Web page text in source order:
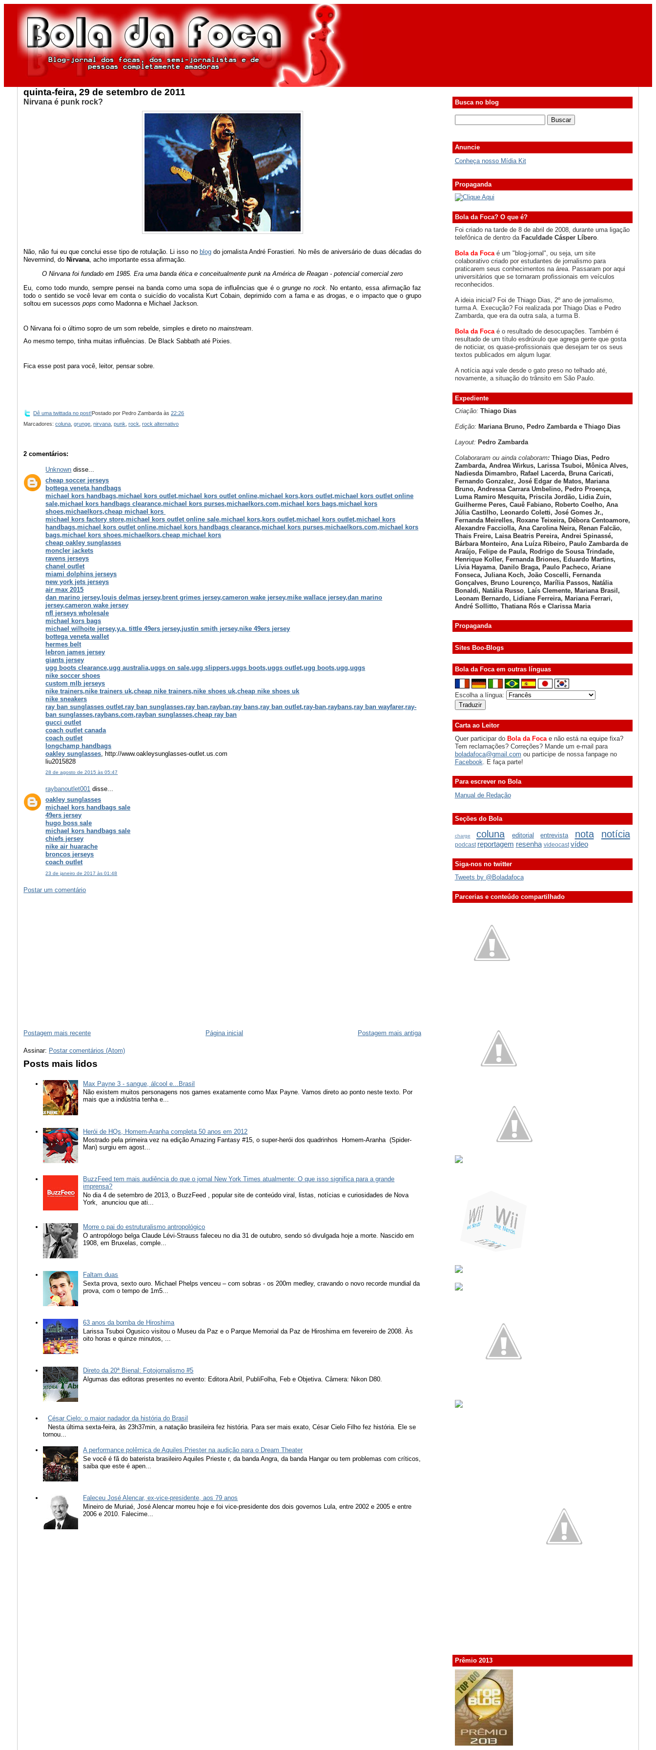
quinta-feira, 29 de setembro de 2011
Nirvana é punk rock?
Não, não fui eu que conclui esse tipo de rotulação. Li isso no blogdo jornalista André Forastieri. No mês de aniversário de duas décadas do
Nevermind, do Nirvana, acho importante essa afirmação.
O Nirvana foi fundado em 1985. Era uma banda ética e conceitualmente punk na América de Reagan - potencial comercial zero
Eu, como todo mundo, sempre pensei na banda como uma sopa de influências que é ogrunge no rock. No entanto, essa afirmação faz
todo o sentido se você levar em conta o suicídio do vocalista Kurt Cobain, deprimido com a fama e as drogas, e o impacto que o grupo
soltou em sucessospops como Madonna e Michael Jackson.
O Nirvana foi o último sopro de um som rebelde, simples e direto nomainstream
Ao mesmo tempo, tinha muitas influências. De Black Sabbath até Pixies.
Fica esse post para você, leitor, pensar sobre.
Dê uma twittada no post!Postado por Pedro Zambarda às22:26
Marcadores:coluna ,grunge ,nirvana ,punk ,rock ,rock alternativo
2 comentários:
Unknown disse...
cheap soccer jerseys
bottega veneta handbags
michael kors handbags,michael kors outlet,michael kors outlet online,michael kors,kors outlet,michael kors outlet online
sale,michael kors handbags clearance,michael kors purses,michaelkors.com,michael kors bags,michael kors
shoes,michaelkors,cheap michael kors
michael kors factory store,michael kors outlet online sale,michael kors,kors outlet,michael kors outlet,michael kors
handbags,michael kors outlet online,michael kors handbags clearance,michael kors purses,michaelkors.com,michael kors
bags,michael kors shoes,michaelkors,cheap michael kors
cheap oakley sunglasses
moncler jackets
ravens jerseys
chanel outlet
miami dolphins jerseys
new york jets jerseys
air max 2015
dan marino jersey,louis delmas jersey,brent grimes jersey,cameron wake jersey,mike wallace jersey,dan marino
jersey,cameron wake jersey
nfl jerseys wholesale
michael kors bags
michael wilhoite jersey,y.a. tittle 49ers jersey,justin smith jersey,nike 49ers jersey
bottega veneta wallet
hermes belt
lebron james jersey
giants jersey
ugg boots clearance,ugg australia,uggs on sale,ugg slippers,uggs boots,uggs outlet,ugg boots,ugg,uggs
nike soccer shoes
custom mlb jerseys
nike trainers,nike trainers uk,cheap nike trainers,nike shoes uk,cheap nike shoes uk
nike sneakers
ray ban sunglasses outlet,ray ban sunglasses,ray ban,rayban,ray bans,ray ban outlet,ray-ban,raybans,ray ban wayfarer,ray-
ban sunglasses,raybans.com,rayban sunglasses,cheap ray ban
gucci outlet
coach outlet canada
coach outlet
longchamp handbags
oakley sunglasses, http://www.oakleysunglasses-outlet.us.com
liu2015828
28 de agosto de 2015 às 05:47
raybanoutlet001 disse...
oakley sunglasses
michael kors handbags sale
49ers jersey
hugo boss sale
michael kors handbags sale
chiefs jersey
nike air huarache
broncos jerseys
coach outlet
23 de janeiro de 2017 às 01:48
Postar um comentário
Postagem mais recente Postagem mais antiga
Página inicial
Assinar: Postar comentários (Atom)
Posts mais lidos
Max Payne 3 - sangue, álcool e...Brasil
Não existem muitos personagens nos games exatamente como Max Payne. Vamos direto ao ponto neste texto. Por
mais que a indústria tenha e...
Herói de HQs, Homem-Aranha completa 50 anos em 2012
Mostrado pela primeira vez na edição Amazing Fantasy #15, o super-herói dos quadrinhos Homem-Aranha (Spider-
Man) surgiu em agost...
BuzzFeed tem mais audiência do que o jornal New York Times atualmente: O que isso significa para a grande
imprensa?
No dia 4 de setembro de 2013, o BuzzFeed , popular site de conteúdo viral, listas, notícias e curiosidades de Nova
York, anunciou que ati...
Morre o pai do estruturalismo antropológico
O antropólogo belga Claude Lévi-Strauss faleceu no dia 31 de outubro, sendo só divulgada hoje a morte. Nascido em
1908, em Bruxelas, comple...
Faltam duas
Sexta prova, sexto ouro. Michael Phelps venceu – com sobras - os 200m medley, cravando o novo recorde mundial da
prova, com o tempo de 1m5...
63 anos da bomba de Hiroshima
Larissa Tsuboi Ogusico visitou o Museu da Paz e o Parque Memorial da Paz de Hiroshima em fevereiro de 2008. Às
oito horas e quinze minutos, ...
Direto da 20ª Bienal: Fotojornalismo #5
Algumas das editoras presentes no evento: Editora Abril, PubliFolha, Feb e Objetiva. Câmera: Nikon D80.
César Cielo: o maior nadador da história do Brasil
Nesta última sexta-feira, às 23h37min, a natação brasileira fez história. Para ser mais exato, César Cielo Filho fez história. Ele se
tornou...
A performance polêmica de Aquiles Priester na audição para o Dream Theater
Se você é fã do baterista brasileiro Aquiles Prieste r, da banda Angra, da banda Hangar ou tem problemas com críticos,
saiba que este é apen...
Faleceu José Alencar, ex-vice-presidente, aos 79 anos
Mineiro de Muriaé, José Alencar morreu hoje e foi vice-presidente dos dois governos Lula, entre 2002 e 2005 e entre
2006 e 2010. Falecime...
Busca no blog
Anuncie
Conheça nosso Mídia Kit
Propaganda
Bola da Foca? O que é?
Foi criado na tarde de 8 de abril de 2008, durante uma ligação
telefônica de dentro da Faculdade Cásper Líbero.
Bola da Foca é um "blog-jornal", ou seja, um site
colaborativo criado por estudantes de jornalismo para
praticarem seus conhecimentos na área. Passaram por aqui
universitários que se tornaram profissionais em veículos
reconhecidos.
A ideia inicial? Foi de Thiago Dias, 2º ano de jornalismo,
turma A. Execução? Foi realizada por Thiago Dias e Pedro
Zambarda, que era da outra sala, a turma B.
Bola da Focaé o resultado de desocupações. Também é
resultado de um título esdrúxulo que agrega gente que gosta
de noticiar, os quase-profissionais que desejam ter os seus
textos publicados em algum lugar.
A notícia aqui vale desde o gato preso no telhado até,
novamente, a situação do trânsito em São Paulo.
Expediente
Criação: Thiago Dias
Edição: Mariana Bruno, Pedro Zambarda e Thiago Dias
Layout: Pedro Zambarda
Colaboraram ou ainda colaboram: Thiago Dias, Pedro
Zambarda, Andrea Wirkus, Larissa Tsuboi, Mônica Alves,
Nadiesda Dimambro, Rafael Lacerda, Bruna Caricati,
Fernando Gonzalez, José Edgar de Matos, Mariana
Bruno, Andressa Carrara Umbelino, Pedro Proença,
Luma Ramiro Mesquita, Priscila Jordão, Lidia Zuin,
Guilherme Peres, Cauê Fabiano, Roberto Coelho, Ana
Júlia Castilho, Leonardo Coletti, José Gomes Jr.,
Fernanda Meirelles, Roxane Teixeira, Débora Centoamore,
Alexandre Facciolla, Ana Carolina Neira, Renan Falcão,
Thais Freire, Laisa Beatris Pereira, Andrei Spinassé,
Bárbara Monteiro, Ana Luíza Ribeiro, Paulo Zambarda de
Araújo, Felipe de Paula, Rodrigo de Sousa Trindade,
Henrique Koller, Fernanda Briones, Eduardo Martins,
Lívia Hayama, Danilo Braga, Paulo Pacheco, Ariane
Fonseca, Juliana Koch, João Coscelli, Fernanda
Gonçalves, Bruno Lourenço, Marília Passos, Natália
Bonaldi, Natália Russo, Laís Clemente, Mariana Brasil,
Leonam Bernardo, Lidiane Ferreira, Mariana Ferrari,
André Sollitto, Thatiana Rós e Clarissa Maria
Propaganda
Sites Boo-Blogs
Bola da Foca em outras línguas
Escolha a língua:
Carta ao Leitor
Quer participar do Bola da Focae não está na equipe fixa?
Tem reclamações? Correções? Mande um e-mail para
boladafoca@gmail.com ou participe de nossa fanpage no
Facebook . E faça parte!
Para escrever no Bola
Manual de Redação
Seções do Bola
charge coluna editorial entrevista nota notícia
podcast reportagem resenha videocast vídeo
Siga-nos no twitter
Tweets by @Boladafoca
Parcerias e conteúdo compartilhado
Prêmio 2013